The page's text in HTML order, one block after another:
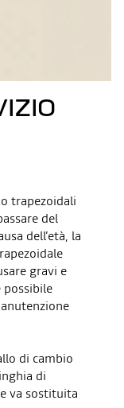
trapezoidali
del
dell’età, la
gravi e
di cambio
di
va sostituita